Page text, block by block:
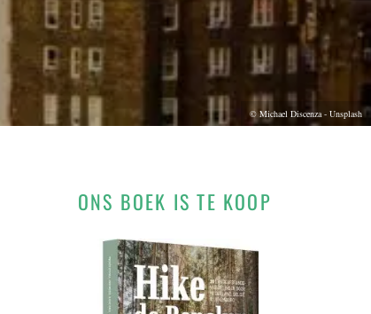
© Michael Discenza - Unsplash
ONS BOEK IS TE KOOP